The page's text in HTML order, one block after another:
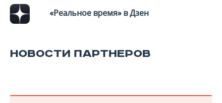
«Реальное время» в Дзен
НОВОСТИ ПАРТНЕРОВ